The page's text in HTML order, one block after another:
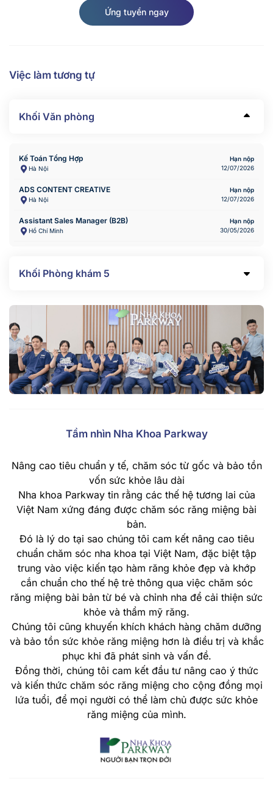
Ứng tuyển ngay
Việc làm tương tự
Khối Văn phòng
Kế Toán Tổng Hợp
Hà Nội
Hạn nộp
12/07/2026
ADS CONTENT CREATIVE
Hà Nội
Hạn nộp
12/07/2026
Assistant Sales Manager (B2B)
Hồ Chí Minh
Hạn nộp
30/05/2026
Khối Phòng khám 5
Tầm nhìn Nha Khoa Parkway
Nâng cao tiêu chuẩn y tế, chăm sóc từ gốc và bảo tồn
vốn sức khỏe lâu dài
Nha khoa Parkway tin rằng các thế hệ tương lai của
Việt Nam xứng đáng được chăm sóc răng miệng bài
bản.
Đó là lý do tại sao chúng tôi cam kết nâng cao tiêu
chuẩn chăm sóc nha khoa tại Việt Nam, đặc biệt tập
trung vào việc kiến tạo hàm răng khỏe đẹp và khớp
cắn chuẩn cho thế hệ trẻ thông qua việc chăm sóc
răng miệng bài bản từ bé và chỉnh nha để cải thiện sức
khỏe và thẩm mỹ răng.
Chúng tôi cũng khuyến khích khách hàng chăm dưỡng
và bảo tồn sức khỏe răng miệng hơn là điều trị và khắc
phục khi đã phát sinh và vấn đề.
Đồng thời, chúng tôi cam kết đầu tư nâng cao ý thức
và kiến thức chăm sóc răng miệng cho cộng đồng mọi
lứa tuổi, để mọi người có thể làm chủ được sức khỏe
răng miệng của mình.